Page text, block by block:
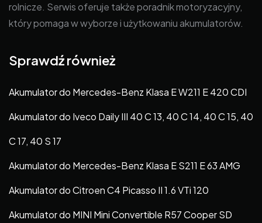
rolnicze. Serwis oferuje także poradnik motoryzacyjny,
który pomaga w wyborze i użytkowaniu akumulatorów.
Sprawdź również
Akumulator do Mercedes-Benz Klasa E W211 E 420 CDI
Akumulator do Iveco Daily III 40 C 13, 40 C 14, 40 C 15, 40
C 17, 40 S 17
Akumulator do Mercedes-Benz Klasa E S211 E 63 AMG
Akumulator do Citroen C4 Picasso II 1.6 VTi 120
Akumulator do MINI Mini Convertible R57 Cooper SD